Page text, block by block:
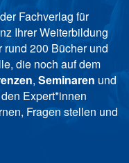
Fachverlag für
Ihrer Weiterbildung
200 Bücher und
die noch auf dem
, Seminaren und
Expert*innen
Fragen stellen und